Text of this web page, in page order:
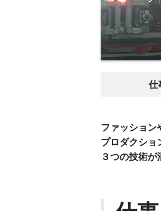
仕
ファッション
プロダクショ
３つの技術